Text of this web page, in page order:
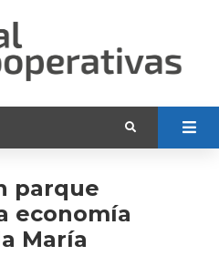
parque
economía
María